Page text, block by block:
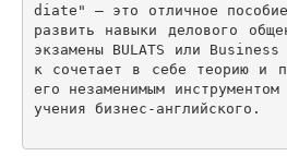
diate" – это отличное
развить навыки делового
экзамены BULATS или
к сочетает в себе теорию и
его незаменимым
учения бизнес-английского.